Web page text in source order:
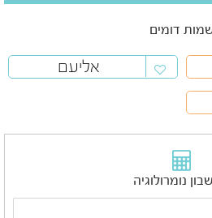
דומים
אליעם
נומרולוגיה